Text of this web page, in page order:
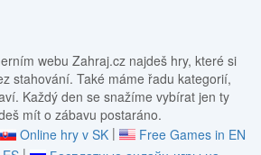
webu Zahraj.cz najdeš hry, které si
stahování. Také máme řadu kategorií,
Každý den se snažíme vybírat jen ty
mít o zábavu postaráno.
Online hry v SK |
Free Games in EN